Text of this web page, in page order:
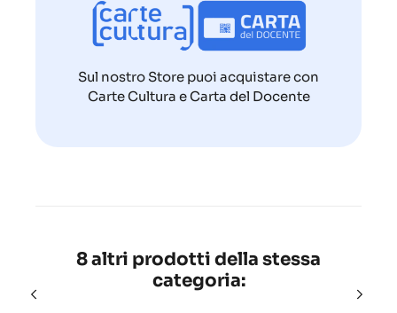
Sul nostro Store puoi acquistare con
Carte Cultura e Carta del Docente
8 altri prodotti della stessa
categoria: